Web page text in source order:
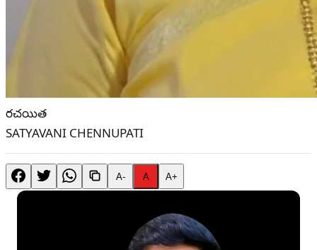
రచయిత
SATYAVANI CHENNUPATI
A- A A+